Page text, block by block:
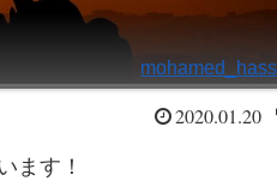
2020.01.20
ます！